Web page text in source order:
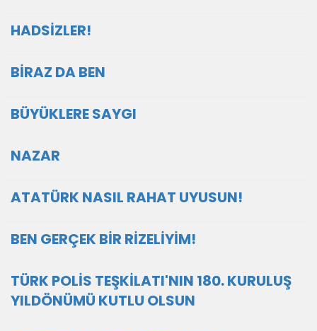
HADSİZLER!
BİRAZ DA BEN
BÜYÜKLERE SAYGI
NAZAR
ATATÜRK NASIL RAHAT UYUSUN!
BEN GERÇEK BİR RİZELİYİM!
TÜRK POLİS TEŞKİLATI'NIN 180. KURULUŞ
YILDÖNÜMÜ KUTLU OLSUN